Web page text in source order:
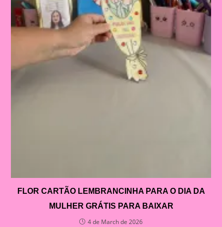
FLOR CARTÃO LEMBRANCINHA PARA O DIA DA
MULHER GRÁTIS PARA BAIXAR
4 de March de 2026